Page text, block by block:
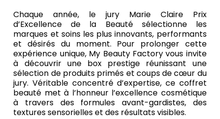
Chaque année, le jury Marie Claire Prix
d’Excellence de la Beauté sélectionne les
marques et soins les plus innovants, performants
et désirés du moment. Pour prolonger cette
expérience unique, My Beauty Factory vous invite
à découvrir une box prestige réunissant une
sélection de produits primés et coups de cœur du
jury. Véritable concentré d’expertise, ce coffret
beauté met à l’honneur l’excellence cosmétique
à travers des formules avant-gardistes, des
textures sensorielles et des résultats visibles.